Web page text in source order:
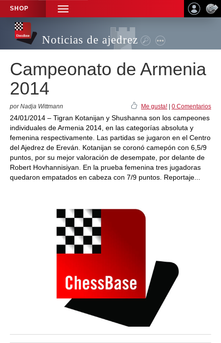
SHOP
TOGGLE
NAVIGATION
Noticias de ajedrez
Campeonato de Armenia
2014
por Nadja Wittmann Me gusta! 0 Comentarios
24/01/2014 – Tigran Kotanijan y Shushanna son los campeones
individuales de Armenia 2014, en las categorías absoluta y
femenina respectivamente. Las partidas se jugaron en el Centro
del Ajedrez de Ereván. Kotanijan se coronó camepón con 6,5/9
puntos, por su mejor valoración de desempate, por delante de
Robert Hovhannisiyan. En la prueba femenina tres jugadoras
quedaron empatados en cabeza con 7/9 puntos. Reportaje...